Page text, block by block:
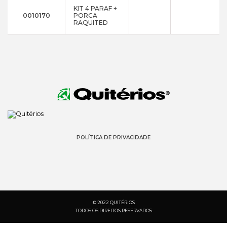
0010170
KIT 4 PARAF +
PORCA
RAQUITED
POLÍTICA DE PRIVACIDADE
© 2022 QUITÉRIOS
TODOS OS DIREITOS RESERVADOS